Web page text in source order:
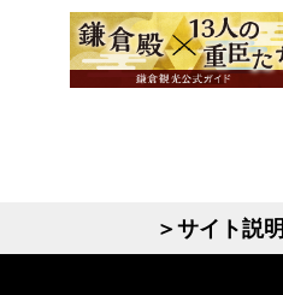
＞サイト説明